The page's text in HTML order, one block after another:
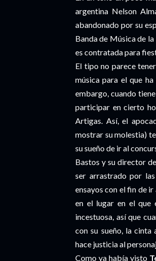
argentina Nelson
abandonado por su
Banda de Música de
es contratada para
El tipo no parece
música para el que
embargo, cuando
participar en cierto
Artigas. Así, el
mostrar su molestia)
su sueño de ir al
Bastos y su director
ser arrastrado por
ensayos con el fin de
en el lugar en el que
incestuosa, así que
con su sueño, la cinta
hace justicia al
Como ya había visto